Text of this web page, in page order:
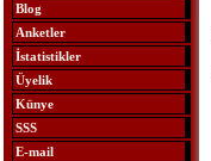
Blog
Anketler
İstatistikler
Üyelik
Künye
SSS
E-mail